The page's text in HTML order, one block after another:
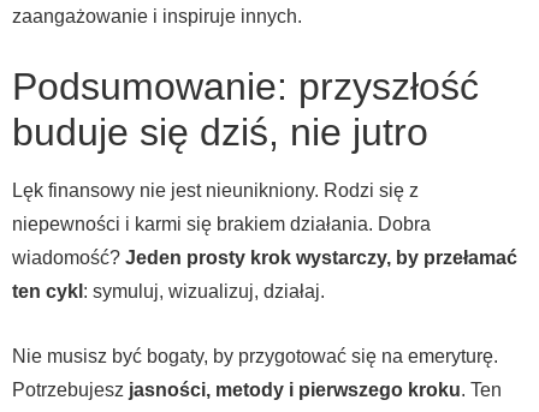
zaangażowanie i inspiruje innych.
Podsumowanie: przyszłość
buduje się dziś, nie jutro
Lęk finansowy nie jest nieunikniony. Rodzi się z
niepewności i karmi się brakiem działania. Dobra
wiadomość? Jeden prosty krok wystarczy, by przełamać
ten cykl : symuluj, wizualizuj, działaj.
Nie musisz być bogaty, by przygotować się na emeryturę.
Potrzebujesz jasności, metody i pierwszego kroku. Ten